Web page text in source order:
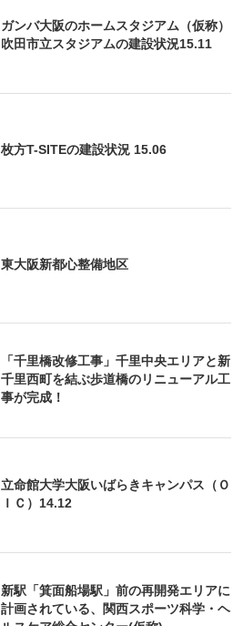
ガンバ大阪のホームスタジアム（仮称）
吹田市立スタジアムの建設状況15.11
枚方T-SITEの建設状況 15.06
東大阪新都心整備地区
「千里橋改修工事」千里中央エリアと新
千里西町を結ぶ歩道橋のリニューアル工
事が完成！
立命館大学大阪いばらきキャンパス（Ｏ
ＩＣ）14.12
新駅「箕面船場駅」前の再開発エリアに
計画されている、関西スポーツ科学・ヘ